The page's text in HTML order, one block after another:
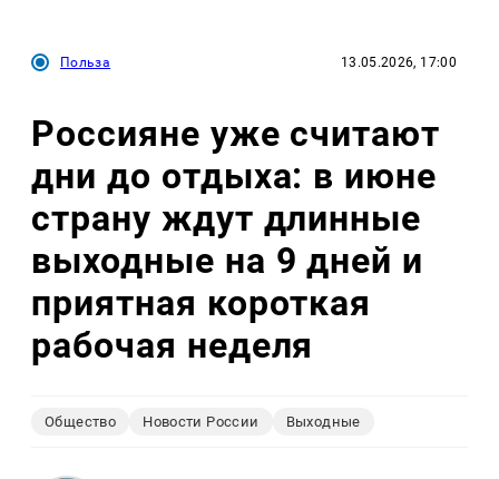
Польза 13.05.2026, 17:00
Россияне уже считают
дни до отдыха: в июне
страну ждут длинные
выходные на 9 дней и
приятная короткая
рабочая неделя
Общество Новости России Выходные